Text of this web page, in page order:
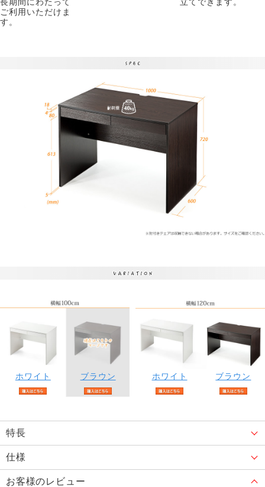
ご利用いただけま
す。
ホワイト ブラウン ホワイト ブラウン
特長
仕様
お客様のレビュー